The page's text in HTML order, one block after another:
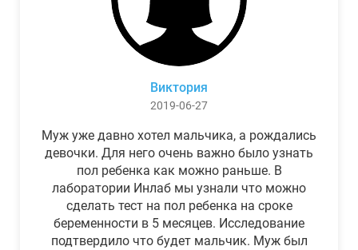
Виктория
2019-06-27
Муж уже давно хотел мальчика, а рождались
девочки. Для него очень важно было узнать
пол ребенка как можно раньше. В
лаборатории Инлаб мы узнали что можно
сделать тест на пол ребенка на сроке
беременности в 5 месяцев. Исследование
подтвердило что будет мальчик. Муж был